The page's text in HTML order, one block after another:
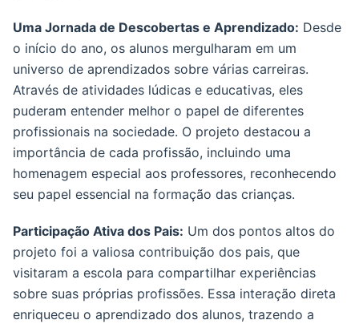
Uma Jornada de Descobertas e Aprendizado: Desde
o início do ano, os alunos mergulharam em um
universo de aprendizados sobre várias carreiras.
Através de atividades lúdicas e educativas, eles
puderam entender melhor o papel de diferentes
profissionais na sociedade. O projeto destacou a
importância de cada profissão, incluindo uma
homenagem especial aos professores, reconhecendo
seu papel essencial na formação das crianças.
Participação Ativa dos Pais: Um dos pontos altos do
projeto foi a valiosa contribuição dos pais, que
visitaram a escola para compartilhar experiências
sobre suas próprias profissões. Essa interação direta
enriqueceu o aprendizado dos alunos, trazendo a